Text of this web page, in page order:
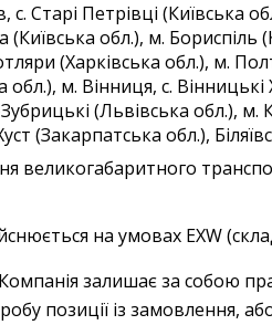
Старі Петрівці (Київська
обл.), м. Бориспіль
(Харківська обл.), м.
м. Вінниця, с.
(Львівська обл.),
(Закарпатська обл.),
великогабаритного
на умовах EXW
залишає за собою
позиції із замовлення,